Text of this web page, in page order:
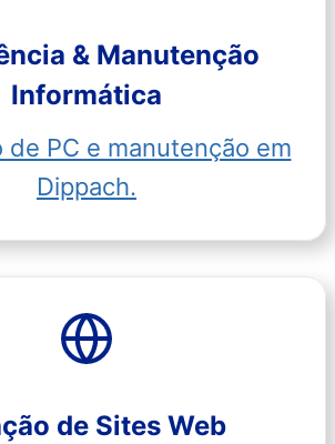
& Manutenção
Informática
de PC e manutenção em
Dippach.
de Sites Web